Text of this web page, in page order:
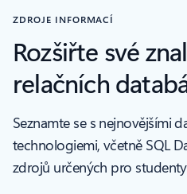
ZDROJE INFORMACÍ
Rozšiřte své
relačních
Seznamte se s nejnovějšími
technologiemi, včetně SQL
zdrojů určených pro